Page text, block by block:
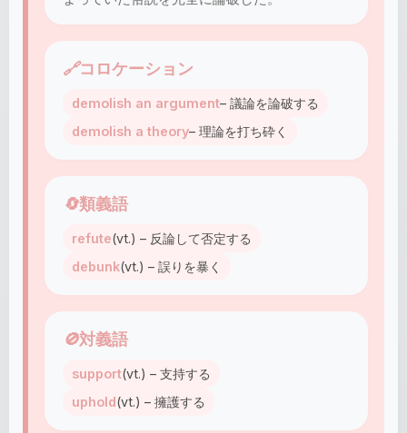
🔗コロケーション
demolish an argument– 議論を論破する
demolish a theory– 理論を打ち砕く
🔄類義語
refute(vt.) – 反論して否定する
debunk(vt.) – 誤りを暴く
🚫対義語
support(vt.) – 支持する
uphold(vt.) – 擁護する